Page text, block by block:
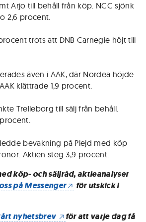
Arjo till behåll från köp. NCC sjönk
2,6 procent.
trots att DNB Carnegie höjt till
även i AAK, där Nordea höjde
klättrade 1,9 procent.
Trelleborg till sälj från behåll.
bevakning på Plejd med köp
Aktien steg 3,9 procent.
köp- och säljråd, aktieanalyser
på Messenger
för utskick i
nyhetsbrev
för att varje dag få